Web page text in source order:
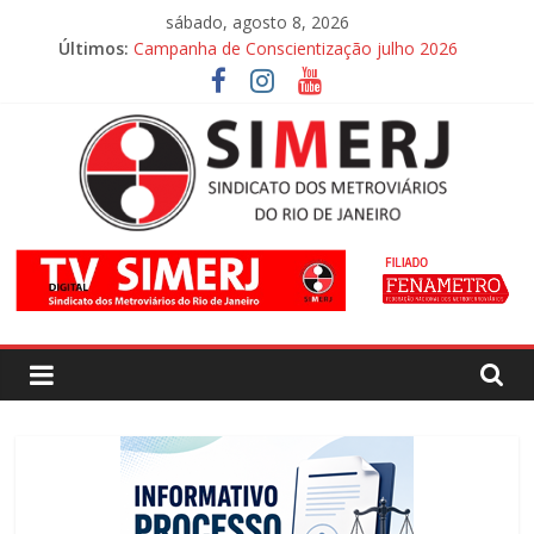
sábado, agosto 8, 2026
Últimos: Campanha de Conscientização julho 2026
Campanha de Conscientização agosto 2026
SIMERJ
–
Sindicato